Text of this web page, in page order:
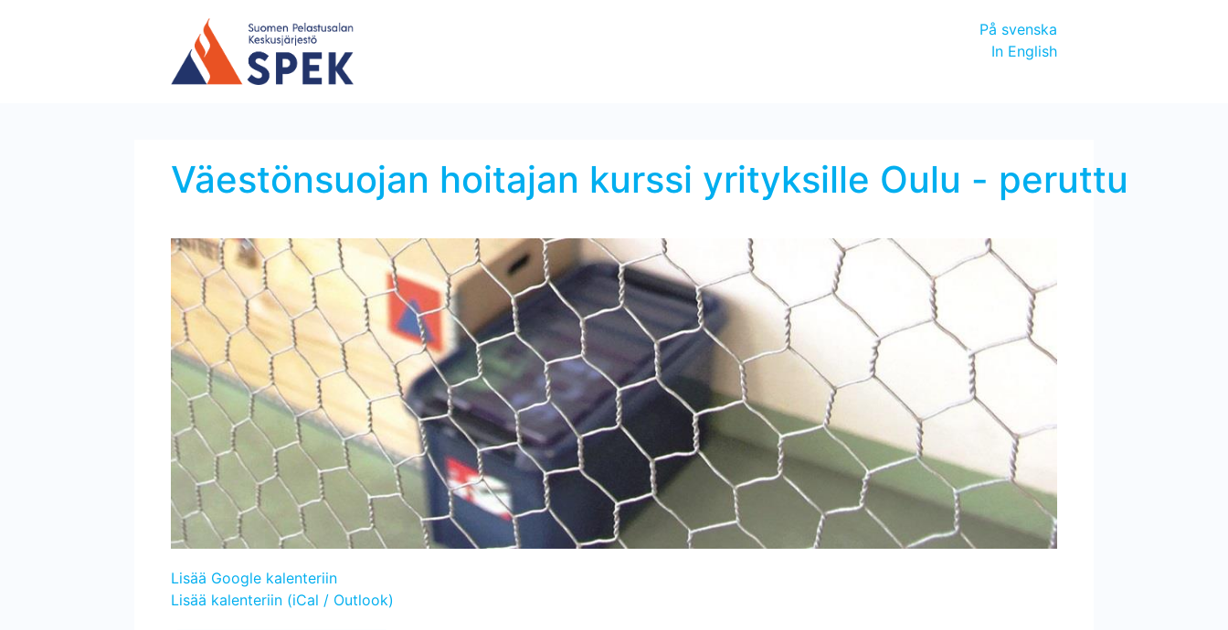
På svenska
In English
Väestönsuojan hoitajan kurssi yrityksille Oulu - peruttu
Lisää Google kalenteriin
Lisää kalenteriin (iCal / Outlook)